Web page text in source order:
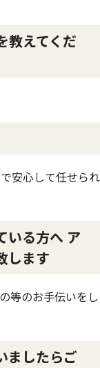
教えてくだ
安心して任せられ
いる方へ ア
します
等のお手伝いをし
ましたらご